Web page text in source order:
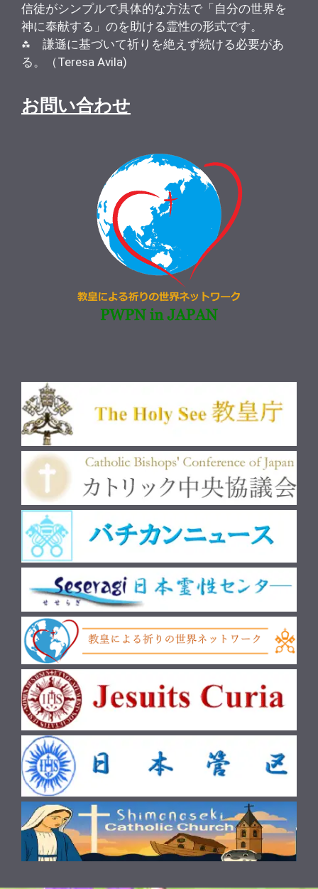
信徒がシンプルで具体的な方法で「自分の世界を
神に奉献する」のを助ける霊性の形式です。
⁂ 謙遜に基づいて祈りを絶えず続ける必要があ
る。（Teresa Avila)
お問い合わせ